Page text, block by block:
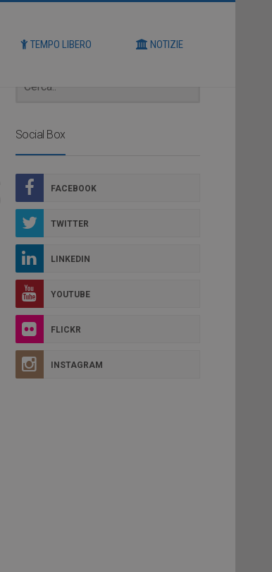
TEMPO LIBERO NOTIZIE
Social Box
FACEBOOK
TWITTER
LINKEDIN
YOUTUBE
FLICKR
INSTAGRAM